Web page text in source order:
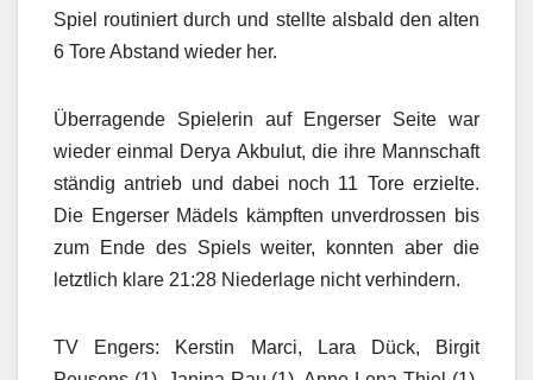
Spiel routiniert durch und stellte alsbald den alten
6 Tore Abstand wieder her.
Überragende Spielerin auf Engerser Seite war
wieder einmal Derya Akbulut, die ihre Mannschaft
ständig antrieb und dabei noch 11 Tore erzielte.
Die Engerser Mädels kämpften unverdrossen bis
zum Ende des Spiels weiter, konnten aber die
letztlich klare 21:28 Niederlage nicht verhindern.
TV Engers: Kerstin Marci, Lara Dück, Birgit